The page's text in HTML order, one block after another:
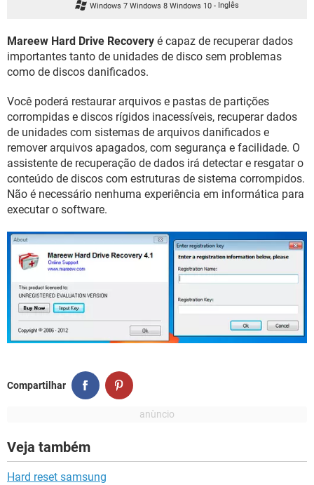
GMAIL
INSTAGRAM GMAIL
GUIA DE COMPRAS
Windows 7 Windows 8 Windows 10 - Inglês
Mareew Hard Drive Recovery é capaz de recuperar dados
importantes tanto de unidades de disco sem problemas
como de discos danificados.
Você poderá restaurar arquivos e pastas de partições
corrompidas e discos rígidos inacessíveis, recuperar dados
de unidades com sistemas de arquivos danificados e
remover arquivos apagados, com segurança e facilidade. O
assistente de recuperação de dados irá detectar e resgatar o
conteúdo de discos com estruturas de sistema corrompidos.
Não é necessário nenhuma experiência em informática para
executar o software.
Compartilhar
Veja também
Hard reset samsung